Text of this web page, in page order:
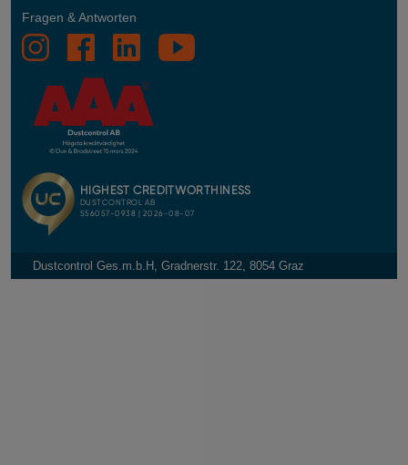
Fragen & Antworten
Dustcontrol Ges.m.b.H, Gradnerstr. 122, 8054 Graz